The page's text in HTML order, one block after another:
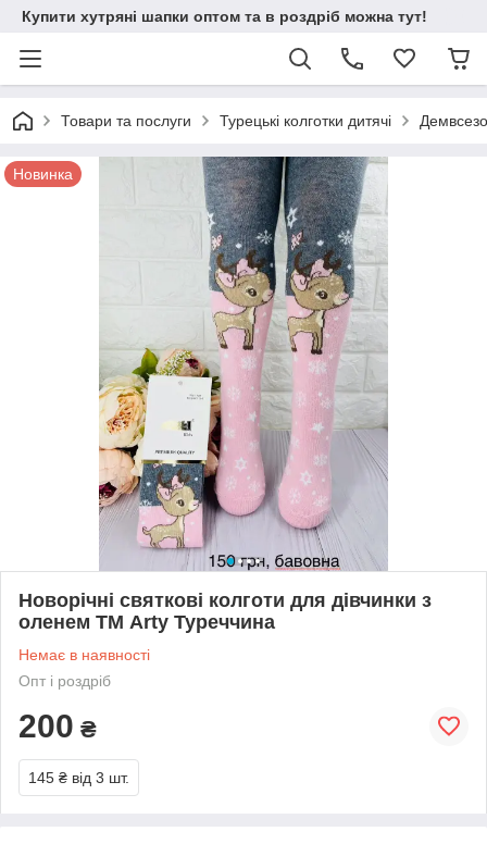
Купити хутряні шапки оптом та в роздріб можна тут!
Товари та послуги Турецькі колготки дитячі
Новинка
Новорічні святкові колготи для дівчинки з
оленем ТМ Arty Туреччина
Немає в наявності
Опт і роздріб
200 ₴
145 ₴ від 3 шт.